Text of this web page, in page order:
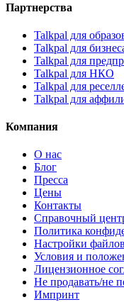
Партнерства
Talkpal для
Talkpal для
Talkpal для
Talkpal для НКО
Talkpal для
Talkpal для
Компания
О нас
Блог
Пресса
Цены
Контакты
Справочный
Политика
Настройки
Условия и
Лицензионное
Не продавать/не
Импринт